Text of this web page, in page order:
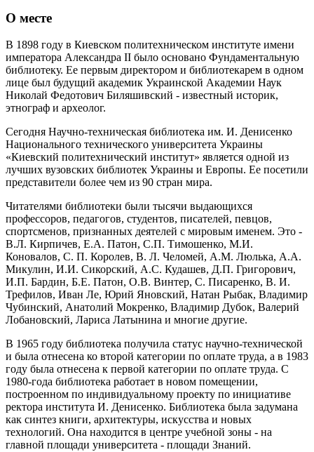
О месте
В 1898 году в Киевском политехническом институте имени
императора Александра II было основано Фундаментальную
библиотеку. Ее первым директором и библиотекарем в одном
лице был будущий академик Украинской Академии Наук
Николай Федотович Биляшивский - известный историк,
этнограф и археолог.
Сегодня Научно-техническая библиотека им. И. Денисенко
Национального технического университета Украины
«Киевский политехнический институт» является одной из
лучших вузовских библиотек Украины и Европы. Ее посетили
представители более чем из 90 стран мира.
Читателями библиотеки были тысячи выдающихся
профессоров, педагогов, студентов, писателей, певцов,
спортсменов, признанных деятелей с мировым именем. Это -
В.Л. Кирпичев, Е.А. Патон, С.П. Тимошенко, М.И.
Коновалов, С. П. Королев, В. Л. Челомей, А.М. Люлька, А.А.
Микулин, И.И. Сикорский, А.С. Кудашев, Д.П. Григорович,
И.П. Бардин, Б.Е. Патон, О.В. Винтер, С. Писаренко, В. И.
Трефилов, Иван Ле, Юрий Яновский, Натан Рыбак, Владимир
Чубинский, Анатолий Мокренко, Владимир Дубок, Валерий
Лобановский, Лариса Латынина и многие другие.
В 1965 году библиотека получила статус научно-технической
и была отнесена ко второй категории по оплате труда, а в 1983
году была отнесена к первой категории по оплате труда. С
1980-года библиотека работает в новом помещении,
построенном по индивидуальному проекту по инициативе
ректора института И. Денисенко. Библиотека была задумана
как синтез книги, архитектуры, искусства и новых
технологий. Она находится в центре учебной зоны - на
главной площади университета - площади Знаний.